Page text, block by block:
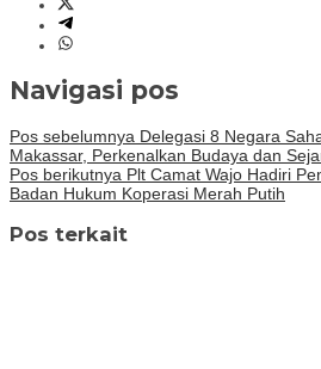
Navigasi pos
Pos sebelumnya Delegasi 8 Negara
Makassar, Perkenalkan Budaya dan
Pos berikutnya Plt Camat Wajo Hadiri
Badan Hukum Koperasi Merah Putih
Pos terkait